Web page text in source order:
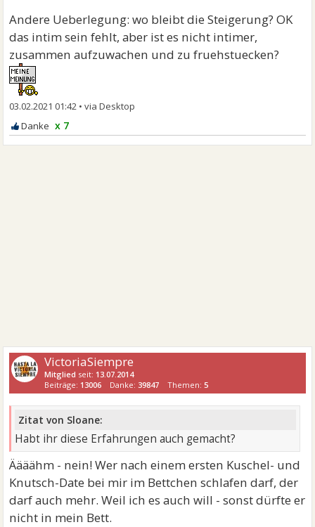
Andere Ueberlegung: wo bleibt die Steigerung? OK
das intim sein fehlt, aber ist es nicht intimer,
zusammen aufzuwachen und zu fruehstuecken?
03.02.2021 01:42 •
x 7
VictoriaSiempre
Mitglied seit: 13.07.2014
Beiträge: 13006 Danke:39847 Themen:5
Zitat von Sloane:
Habt ihr diese Erfahrungen auch gemacht?
Äääähm - nein! Wer nach einem ersten Kuschel- und
Knutsch-Date bei mir im Bettchen schlafen darf, der
darf auch mehr. Weil ich es auch will - sonst dürfte er
nicht in mein Bett.